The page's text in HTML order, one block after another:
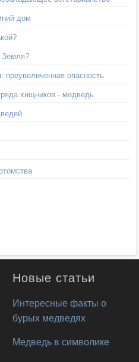
дом
Земля?
преувеличенная опасность
хищников - медведь
Новые статьи
Интересные факты о
бурых медведях
Медведь в символике